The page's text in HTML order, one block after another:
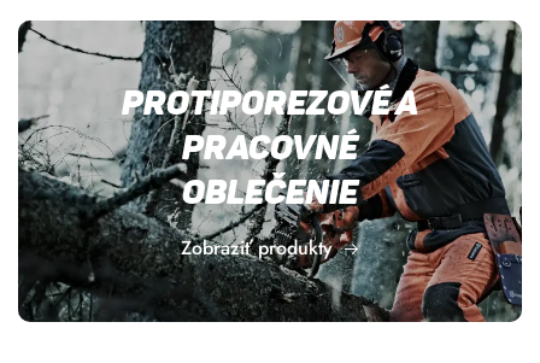
protiporezové a
pracovné
oblečenie
Zobraziť produkty